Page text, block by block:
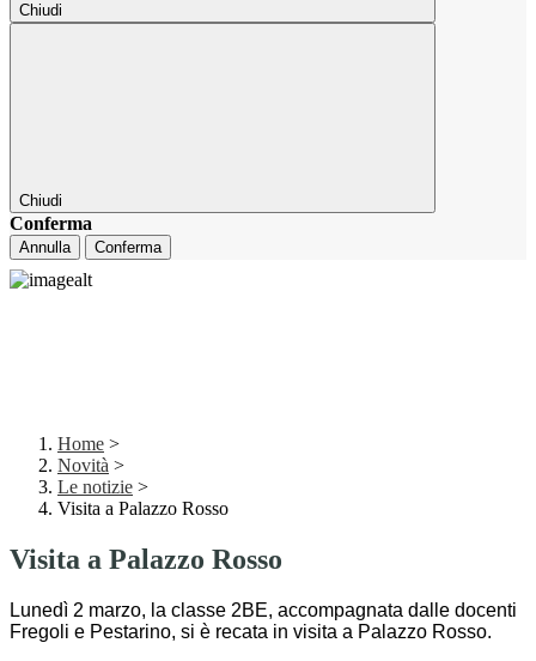
Chiudi
Chiudi
Conferma
Annulla Conferma
Home >
Novità >
Le notizie >
Visita a Palazzo Rosso
Visita a Palazzo Rosso
Lunedì 2 marzo, la classe 2BE, accompagnata dalle docenti
Fregoli e Pestarino, si è recata in visita a Palazzo Rosso.